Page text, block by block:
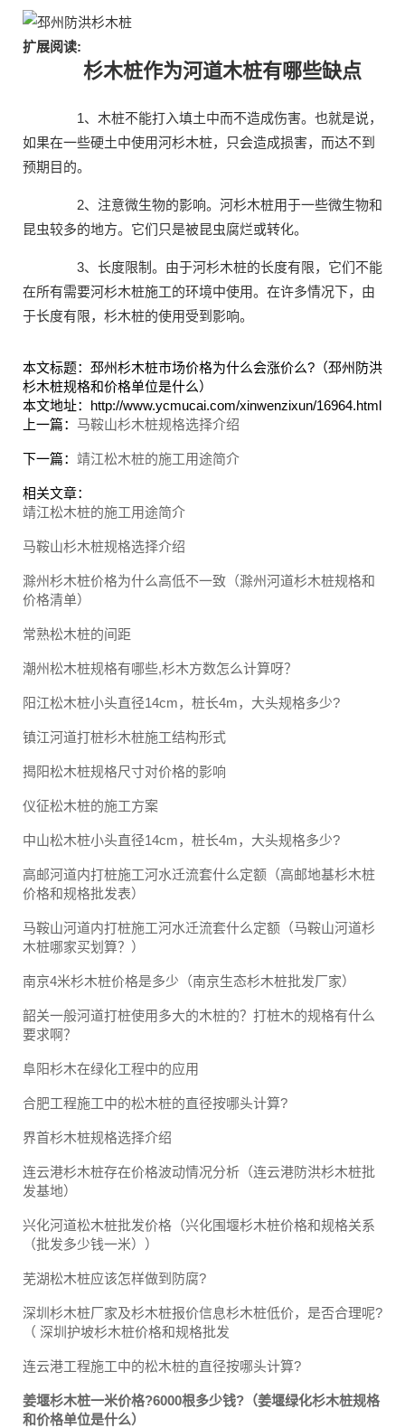
扩展阅读:
杉木桩作为河道木桩有哪些缺点
1、木桩不能打入填土中而不造成伤害。也就是说，
如果在一些硬土中使用河杉木桩，只会造成损害，而达不到
预期目的。
2、注意微生物的影响。河杉木桩用于一些微生物和
昆虫较多的地方。它们只是被昆虫腐烂或转化。
3、长度限制。由于河杉木桩的长度有限，它们不能
在所有需要河杉木桩施工的环境中使用。在许多情况下，由
于长度有限，杉木桩的使用受到影响。
本文标题：邳州杉木桩市场价格为什么会涨价么?（邳州防洪
杉木桩规格和价格单位是什么）
本文地址：http://www.ycmucai.com/xinwenzixun/16964.html
上一篇： 马鞍山杉木桩规格选择介绍
下一篇： 靖江松木桩的施工用途简介
相关文章：
靖江松木桩的施工用途简介
马鞍山杉木桩规格选择介绍
滁州杉木桩价格为什么高低不一致（滁州河道杉木桩规格和
价格清单）
常熟松木桩的间距
潮州松木桩规格有哪些,杉木方数怎么计算呀？
阳江松木桩小头直径14cm，桩长4m，大头规格多少?
镇江河道打桩杉木桩施工结构形式
揭阳松木桩规格尺寸对价格的影响
仪征松木桩的施工方案
中山松木桩小头直径14cm，桩长4m，大头规格多少?
高邮河道内打桩施工河水迁流套什么定额（高邮地基杉木桩
价格和规格批发表）
马鞍山河道内打桩施工河水迁流套什么定额（马鞍山河道杉
木桩哪家买划算？）
南京4米杉木桩价格是多少（南京生态杉木桩批发厂家）
韶关一般河道打桩使用多大的木桩的？打桩木的规格有什么
要求啊？
阜阳杉木在绿化工程中的应用
合肥工程施工中的松木桩的直径按哪头计算?
界首杉木桩规格选择介绍
连云港杉木桩存在价格波动情况分析（连云港防洪杉木桩批
发基地）
兴化河道松木桩批发价格（兴化围堰杉木桩价格和规格关系
（批发多少钱一米））
芜湖松木桩应该怎样做到防腐?
深圳杉木桩厂家及杉木桩报价信息杉木桩低价，是否合理呢?
（ 深圳护坡杉木桩价格和规格批发
连云港工程施工中的松木桩的直径按哪头计算?
姜堰杉木桩一米价格?6000根多少钱?（姜堰绿化杉木桩规格
和价格单位是什么）